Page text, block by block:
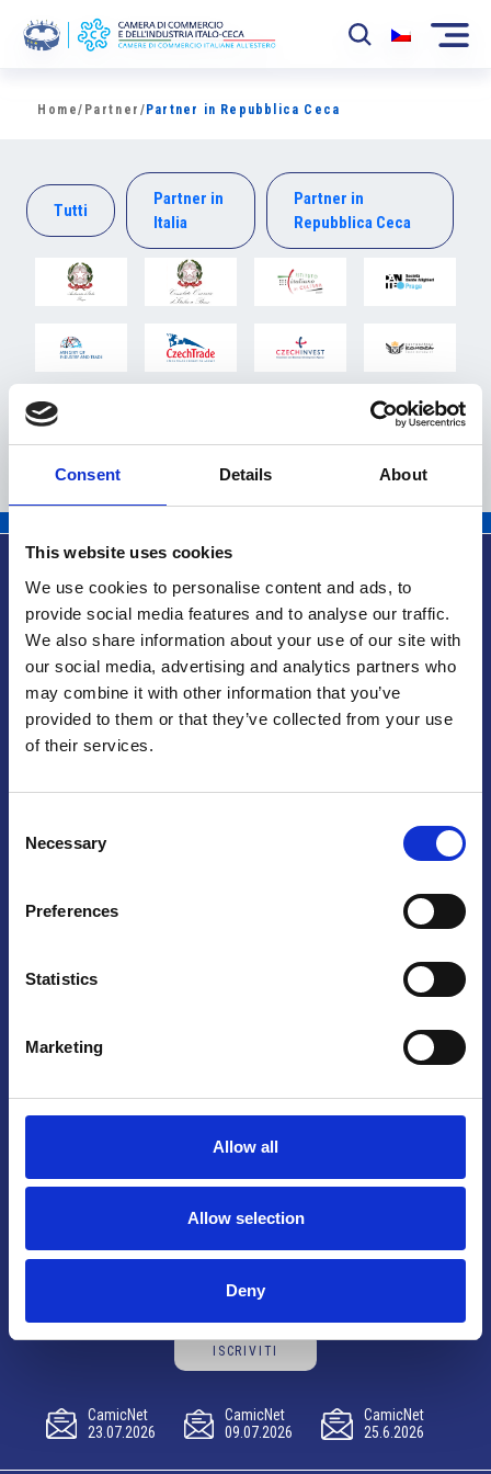
Consent Details About
This website uses cookies
We use cookies to personalise content and ads, to
provide social media features and to analyse our traffic.
We also share information about your use of our site with
our social media, advertising and analytics partners who
may combine it with other information that you’ve
provided to them or that they’ve collected from your use
of their services.
Selection
Necessary
Preferences
Statistics
Marketing
Allow all
Allow selection
Deny
La Camera
Eventi
Sviluppo Mercato
Soci
Partner
Progetti
Home/ Partner / Partner in Repubblica Ceca
Tutti
Partner in
Italia
Partner in
Repubblica Ceca
Mariánské náměstí 159/4, 110 00 Praga 1 – Repubblica Ceca
Tel:
Non si effettua servizio di sportello al pubblico. Per fissare un
incontro con un referente, si prega di scrivere a info@camic.cz
Brno
Tel:+420 548 136 340
ISCRIVITI
CamicNet
23.07.2026
CamicNet
09.07.2026
CamicNet
25.6.2026